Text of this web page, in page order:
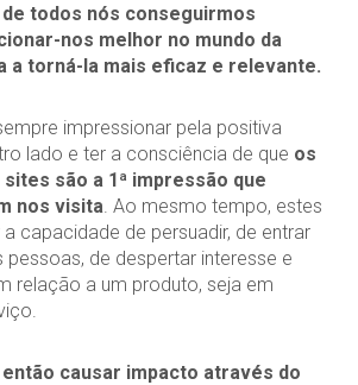
todos nós conseguirmos
nos melhor no mundo da
a torná-la mais eficaz e relevante.
impressionar pela positiva
lado e ter a consciência de que os
são a 1ª impressão que
nos visita. Ao mesmo tempo, estes
capacidade de persuadir, de entrar
pessoas, de despertar interesse e
relação a um produto, seja em
causar impacto através do